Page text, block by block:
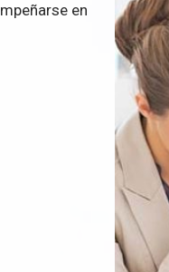
en